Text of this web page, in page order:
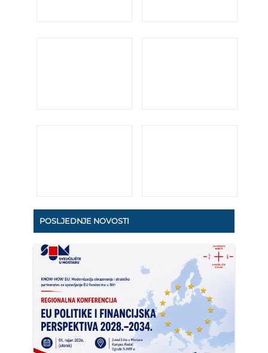
POSLJEDNJE NOVOSTI